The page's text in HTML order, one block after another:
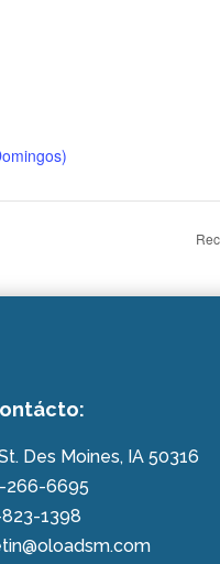
Des Moines, IA 50316
266-6695
1398